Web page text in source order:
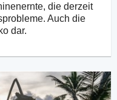
die derzeit
Auch die
dar.